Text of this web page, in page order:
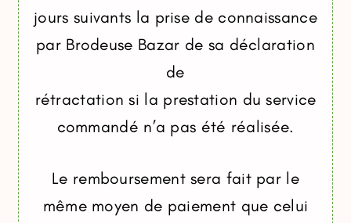
jours suivants la prise de connaissance
par Brodeuse Bazar de sa déclaration
de
rétractation si la prestation du service
commandé n’a pas été réalisée.
Le remboursement sera fait par le
même moyen de paiement que celui